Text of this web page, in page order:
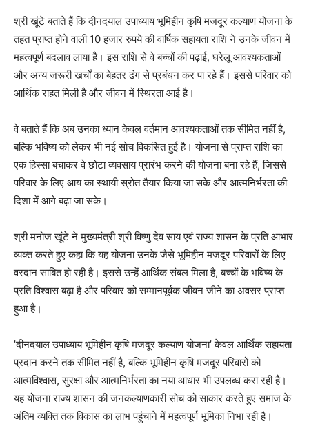
श्री खूंटे बताते हैं कि दीनदयाल उपाध्याय भूमिहीन कृषि मजदूर कल्याण योजना के
तहत प्राप्त होने वाली 10 हजार रुपये की वार्षिक सहायता राशि ने उनके जीवन में
महत्वपूर्ण बदलाव लाया है। इस राशि से वे बच्चों की पढ़ाई, घरेलू आवश्यकताओं
और अन्य जरूरी खर्चों का बेहतर ढंग से प्रबंधन कर पा रहे हैं। इससे परिवार को
आर्थिक राहत मिली है और जीवन में स्थिरता आई है।
वे बताते हैं कि अब उनका ध्यान केवल वर्तमान आवश्यकताओं तक सीमित नहीं है,
बल्कि भविष्य को लेकर भी नई सोच विकसित हुई है। योजना से प्राप्त राशि का
एक हिस्सा बचाकर वे छोटा व्यवसाय प्रारंभ करने की योजना बना रहे हैं, जिससे
परिवार के लिए आय का स्थायी स्रोत तैयार किया जा सके और आत्मनिर्भरता की
दिशा में आगे बढ़ा जा सके।
श्री मनोज खूंटे ने मुख्यमंत्री श्री विष्णु देव साय एवं राज्य शासन के प्रति आभार
व्यक्त करते हुए कहा कि यह योजना उनके जैसे भूमिहीन मजदूर परिवारों के लिए
वरदान साबित हो रही है। इससे उन्हें आर्थिक संबल मिला है, बच्चों के भविष्य के
प्रति विश्वास बढ़ा है और परिवार को सम्मानपूर्वक जीवन जीने का अवसर प्राप्त
हुआ है।
’दीनदयाल उपाध्याय भूमिहीन कृषि मजदूर कल्याण योजना’ केवल आर्थिक सहायता
प्रदान करने तक सीमित नहीं है, बल्कि भूमिहीन कृषि मजदूर परिवारों को
आत्मविश्वास, सुरक्षा और आत्मनिर्भरता का नया आधार भी उपलब्ध करा रही है।
यह योजना राज्य शासन की जनकल्याणकारी सोच को साकार करते हुए समाज के
अंतिम व्यक्ति तक विकास का लाभ पहुंचाने में महत्वपूर्ण भूमिका निभा रही है।